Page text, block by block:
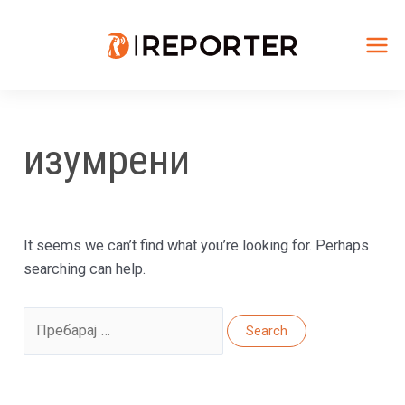
изумрени
It seems we can’t find what you’re looking for. Perhaps
searching can help.